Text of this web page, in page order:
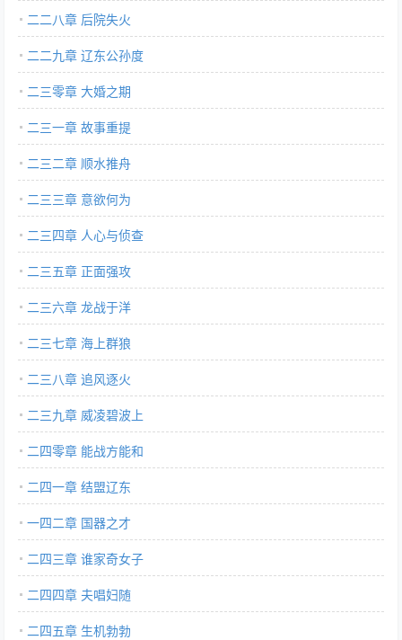
二二八章 后院失火
二二九章 辽东公孙度
二三零章 大婚之期
二三一章 故事重提
二三二章 顺水推舟
二三三章 意欲何为
二三四章 人心与侦查
二三五章 正面强攻
二三六章 龙战于洋
二三七章 海上群狼
二三八章 追风逐火
二三九章 威凌碧波上
二四零章 能战方能和
二四一章 结盟辽东
一四二章 国器之才
二四三章 谁家奇女子
二四四章 夫唱妇随
二四五章 生机勃勃